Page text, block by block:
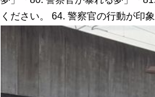
ください。 64. 警察官の行動が印